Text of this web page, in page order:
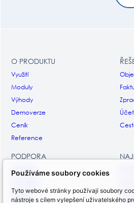
Používáme soubory cookies
Tyto webové stránky používají soubory
nástroje s cílem vylepšení uživatelského
O PRODUKTU
Využití
Moduly
Výhody
Demoverze
Ceník
Reference
PODPORA
Aktuality
Ukázky